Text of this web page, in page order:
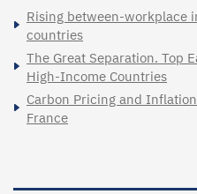
Rising between-workplace
countries
The Great Separation. Top
High-Income Countries
Carbon Pricing and
France